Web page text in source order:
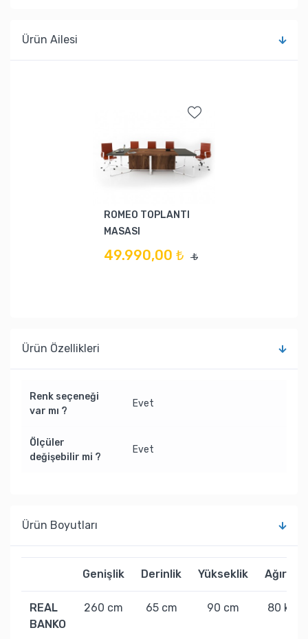
Ürün Ailesi
ROMEO TOPLANTI
MASASI
49.990,00 ₺ ₺
Ürün Özellikleri
Renk seçeneği
var mı ?
Evet
Ölçüler
değişebilir mi ?
Evet
Ürün Boyutları
Genişlik Derinlik Yükseklik Ağırlık
REAL
BANKO
260 cm 65 cm 90 cm 80 kg